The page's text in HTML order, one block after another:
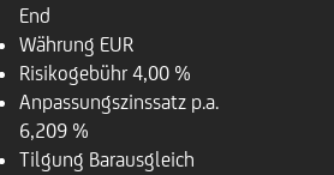
End
Währung EUR
Risikogebühr 4,00 %
Anpassungszinssatz p.a.
6,209 %
Tilgung Barausgleich